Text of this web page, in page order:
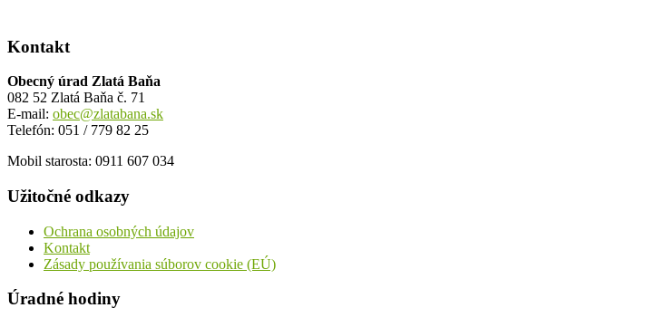
Kontakt
Obecný úrad Zlatá Baňa
082 52 Zlatá Baňa č. 71
E-mail: obec@zlatabana.sk
Telefón: 051 / 779 82 25
Mobil starosta: 0911 607 034
Užitočné odkazy
Ochrana osobných údajov
Kontakt
Zásady používania súborov cookie (EÚ)
Úradné hodiny